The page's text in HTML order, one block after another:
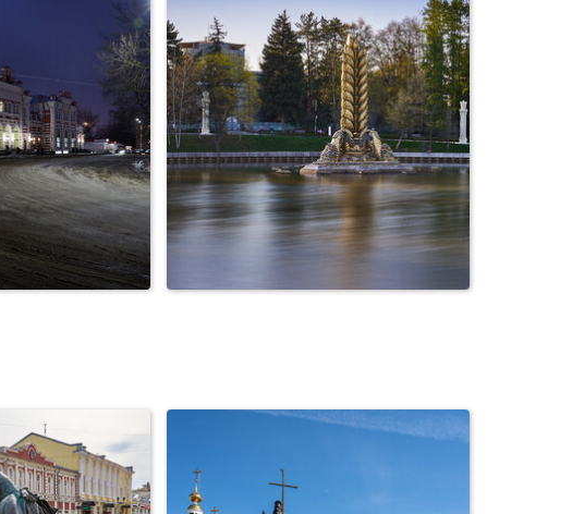
Углич. Храм Преображения
Господня и П...
Золотой колос